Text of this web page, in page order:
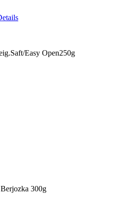
Easy Open250g
300g